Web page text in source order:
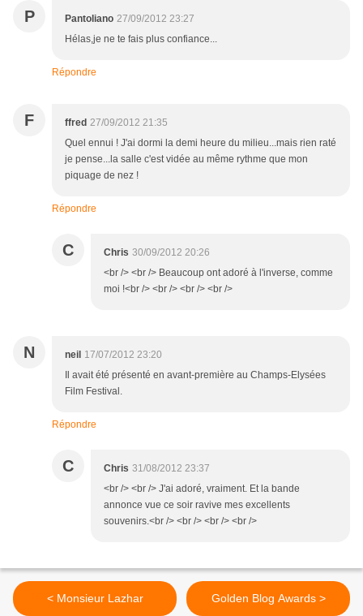
P Pantoliano 27/09/2012 23:27
Hélas,je ne te fais plus confiance...
Répondre
F ffred 27/09/2012 21:35
Quel ennui ! J'ai dormi la demi heure du milieu...mais rien raté
je pense...la salle c'est vidée au même rythme que mon
piquage de nez !
Répondre
C Chris 30/09/2012 20:26
<br /> <br /> Beaucoup ont adoré à l'inverse, comme
moi !<br /> <br /> <br /> <br />
N neil 17/07/2012 23:20
Il avait été présenté en avant-première au Champs-Elysées
Film Festival.
Répondre
C Chris 31/08/2012 23:37
<br /> <br /> J'ai adoré, vraiment. Et la bande
annonce vue ce soir ravive mes excellents
souvenirs.<br /> <br /> <br /> <br />
< Monsieur Lazhar Golden Blog Awards >